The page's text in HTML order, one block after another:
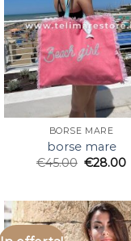
BORSE MARE
borse mare
€45.00 €28.00